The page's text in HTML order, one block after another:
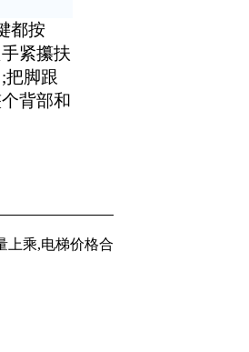
都按
紧攥扶
;把脚跟
背部和
,电梯价格合理颇受客户青睐,专业从事